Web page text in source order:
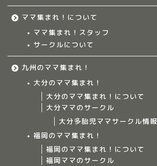
ママ集まれ！について
ママ集まれ！スタッフ
サークルについて
九州のママ集まれ！
大分のママ集まれ！
大分のママ集まれ！について
大分ママのサークル
大分多胎児ママサークル情報
福岡のママ集まれ！
福岡のママ集まれ！について
福岡ママのサークル